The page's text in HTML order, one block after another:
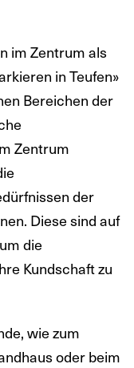
im Zentrum als
in Teufen»
Bereichen der
Zentrum
der
Diese sind auf
die
Kundschaft zu
wie zum
oder beim